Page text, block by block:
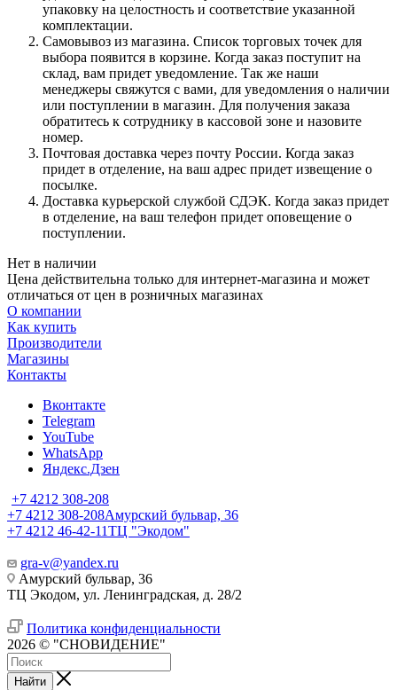
упаковку на целостность и соответствие указанной
комплектации.
Самовывоз из магазина. Список торговых точек для
выбора появится в корзине. Когда заказ поступит на
склад, вам придет уведомление. Так же наши
менеджеры свяжутся с вами, для уведомления о наличии
или поступлении в магазин. Для получения заказа
обратитесь к сотруднику в кассовой зоне и назовите
номер.
Почтовая доставка через почту России. Когда заказ
придет в отделение, на ваш адрес придет извещение о
посылке.
Доставка курьерской службой СДЭК. Когда заказ придет
в отделение, на ваш телефон придет оповещение о
поступлении.
Нет в наличии
Цена действительна только для интернет-магазина и может
отличаться от цен в розничных магазинах
О компании
Как купить
Производители
Магазины
Контакты
Вконтакте
Telegram
YouTube
WhatsApp
Яндекс.Дзен
+7 4212 308-208
+7 4212 308-208Амурский бульвар, 36
+7 4212 46-42-11ТЦ "Экодом"
gra-v@yandex.ru
Амурский бульвар, 36
ТЦ Экодом, ул. Ленинградская, д. 28/2
Политика конфиденциальности
2026 © "СНОВИДЕНИЕ"
Найти